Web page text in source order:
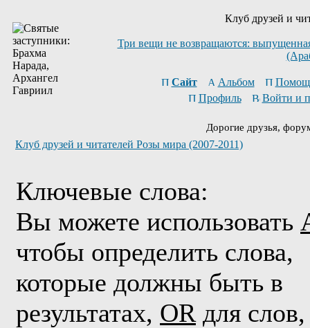
Клуб друзей и
Три вещи не возвращаются:
Сайт Альбом
Профиль
Войти и
Дорогие друзья,
Клуб друзей и читателей Розы мира (2007-2011)
Ключевые слова:
Вы можете использовать
чтобы определить слова,
которые должны быть в
результатах, OR для слов,